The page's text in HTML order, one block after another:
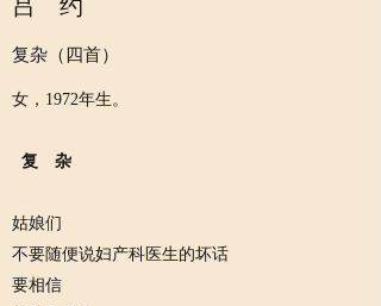
吕 约
复杂（四首）
女，1972年生。
复 杂
姑娘们
不要随便说妇产科医生的坏话
要相信